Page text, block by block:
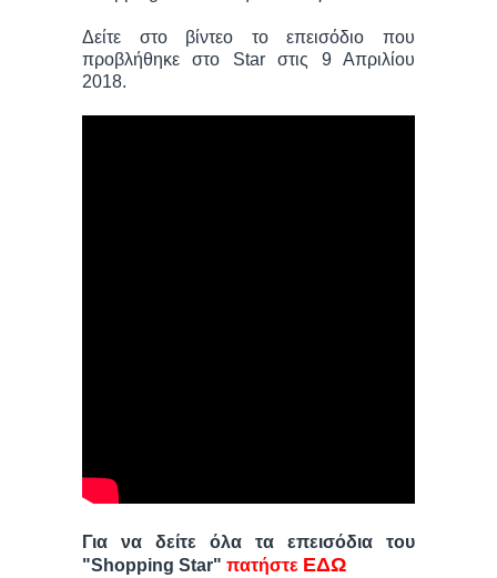
Δείτε στο βίντεο τo επεισόδιο που
προβλήθηκε στο Star στις 9 Απριλίου
2018.
Για να δείτε όλα τα επεισόδια του
"Shopping Star" πατήστε ΕΔΩ